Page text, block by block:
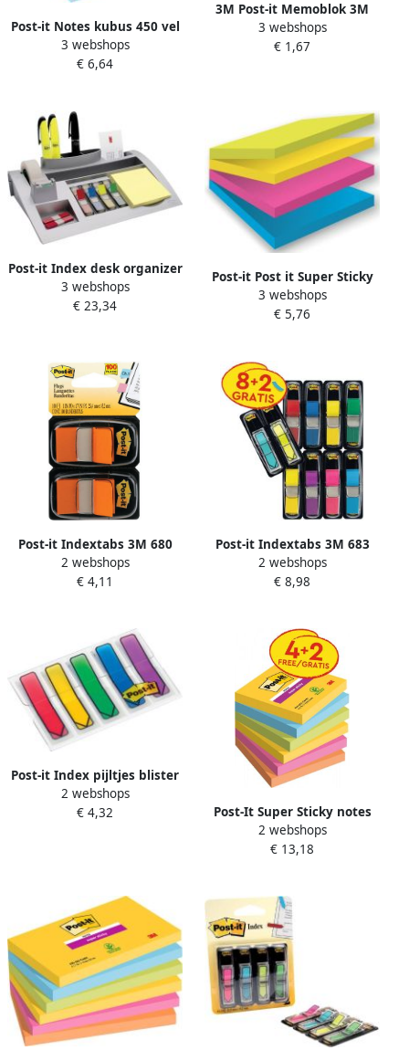
Post-it Notes kubus 450 vel
ft 76 x 76 mm
geassorteerde kleuren ultra
3 webshops
€ 6,64
3M Post-it Memoblok 3M
Post it 655 SSY Super Sticky
76x127mm geel
3 webshops
€ 1,67
Post-it Index desk organizer
zilver voor ft 26 x 16 5 x 5
cm
3 webshops
€ 23,34
Post-it Post it Super Sticky
Multicolor Notes Rio ft 76 x
76 mm 75 blaadjes blister
3 webshops
€ 5,76
Post-it Indextabs 3M 680
25.4x43.2mm duopack
oranje 100 vel
2 webshops
€ 4,11
Post-it Indextabs 3M 683
11.9x43.2mm 8 kleuren
assorti + 2 sets pijlvorm
2 webshops
€ 8,98
Post-it Index pijltjes blister
met 5 kleuren 24 blaadjes
per kleur
2 webshops
€ 4,32
Post-It Super Sticky notes
Carnival 90 vel ft 76 x 76
mm 4 + 2 GRATIS
2 webshops
€ 13,18